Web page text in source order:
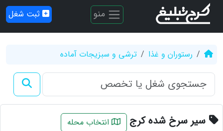
منو ثبت شغل
رستوران و غذا ترشی و سبزیجات آماده
سیر سرخ شده کرج انتخاب محله